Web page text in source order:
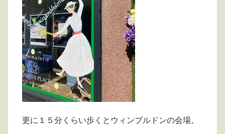
更に１５分くらい歩くとウィンブルドンの会場。